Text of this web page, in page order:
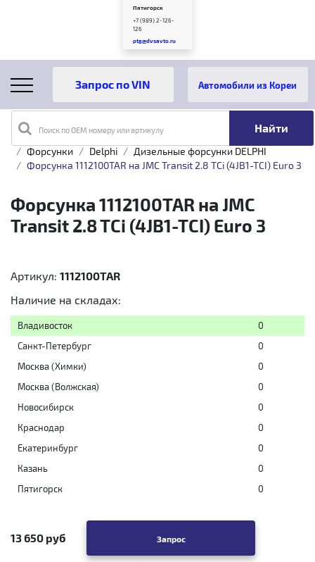
Пятигорск
+7 (989) 2-126-
126
ptg@dvsavto.ru
Поиск по OEM номеру или артикулу
Автомобили из Кореи
Главная Каталог товаров
Топливная аппаратура
Форсунки
Delphi
Дизельные форсунки DELPHI
Форсунка 1112100TAR на JMC Transit 2.8 TCi (4JB1-TCI) Euro 3
Форсунка 1112100TAR на JMC
Transit 2.8 TCi (4JB1-TCI) Euro 3
Артикул: 1112100TAR
Наличие на складах:
Владивосток
0
Санкт-Петербург
0
Москва (Химки)
0
Москва (Волжская)
0
Новосибирск
0
Краснодар
0
Екатеринбург
0
Казань
0
Пятигорск
0
13 650 руб Запрос